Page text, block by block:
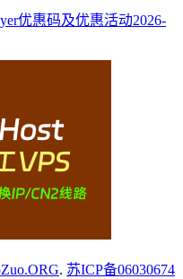
优惠码及优惠活动2026-
. 苏ICP备06030674